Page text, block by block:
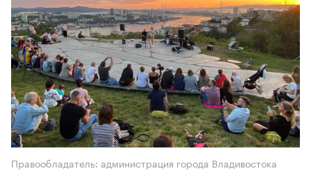
Правообладатель: администрация города Владивостока